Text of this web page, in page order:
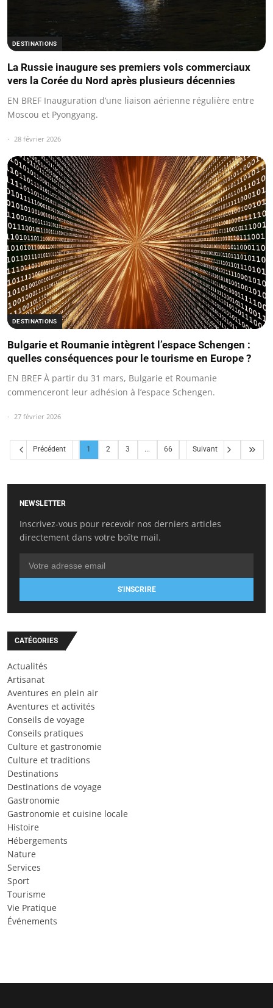
DESTINATIONS
La Russie inaugure ses premiers vols commerciaux
vers la Corée du Nord après plusieurs décennies
EN BREF Inauguration d’une liaison aérienne régulière entre
Moscou et Pyongyang.
28 février 2026
DESTINATIONS
Bulgarie et Roumanie intègrent l’espace Schengen :
quelles conséquences pour le tourisme en Europe ?
EN BREF À partir du 31 mars, Bulgarie et Roumanie
commenceront leur adhésion à l’espace Schengen.
27 février 2026
Précédent 1 2 3 ... 66 Suivant
NEWSLETTER
Inscrivez-vous pour recevoir nos derniers articles
directement dans votre boîte mail.
S'INSCRIRE
CATÉGORIES
Actualités
Artisanat
Aventures en plein air
Aventures et activités
Conseils de voyage
Conseils pratiques
Culture et gastronomie
Culture et traditions
Destinations
Destinations de voyage
Gastronomie
Gastronomie et cuisine locale
Histoire
Hébergements
Nature
Services
Sport
Tourisme
Vie Pratique
Événements